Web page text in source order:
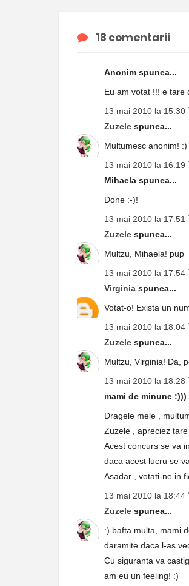
18 comentarii
Anonim spunea...
Eu am votat !!! e tare
13 mai 2010 la 15:30
Zuzele spunea...
Multumesc anonim! :)
13 mai 2010 la 16:19
Mihaela spunea...
Done :-)!
13 mai 2010 la 17:51
Zuzele spunea...
Multzu, Mihaela! pup
13 mai 2010 la 17:54
Virginia spunea...
Votat-o! Exista un
13 mai 2010 la 18:04
Zuzele spunea...
Multzu, Virginia! Da,
13 mai 2010 la 18:28
mami de minune :)))
Dragele mele ,
Zuzele , apreciez
Acest concurs se va
daca acest lucru se
Asadar , votati-ne in
13 mai 2010 la 18:44
Zuzele spunea...
:) bafta multa, mami
daramite daca l-as
Cu siguranta va
am eu un feeling! :)